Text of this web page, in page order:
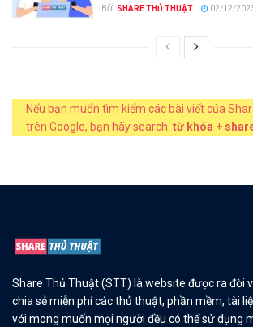
BỞI SHARE THỦ THUẬT 02/12/
Nếu bạn muốn tìm kiếm các bài viết của
trên Google, bạn hãy search: từ khóa +
Share Thủ Thuật (STT) là website được ra đời
chia sẻ miễn phí các thủ thuật, phần mềm, tài
với mong muốn mọi người đều có thể sử dụng